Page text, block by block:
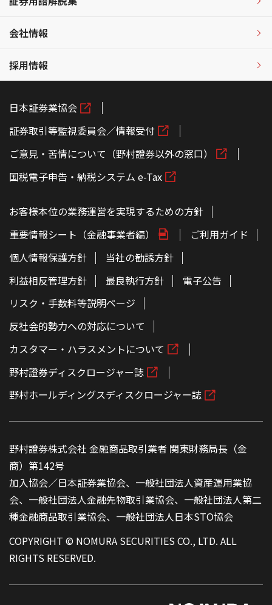
会社情報
採用情報
日本証券業協会
証券取引等監視委員会／情報受付
ご意見・苦情について（野村證券以外の窓口）
国税電子申告・納税システム e-Tax
お客様本位の業務運営を実現するための方針
重要情報シート（金融事業者編）
ご利用ガイド
個人情報保護方針
当社の勧誘方針
利益相反管理方針
最良執行方針
電子公告
リスク・手数料等説明ページ
反社会的勢力への対応について
カスタマー・ハラスメントについて
野村證券ディスクロージャー誌
野村ホールディングスディスクロージャー誌
野村證券株式会社 金融商品取引業者 関東財務局長（金
商）第142号
加入協会／日本証券業協会、一般社団法人資産運用業協
会、一般社団法人金融先物取引業協会、一般社団法人第二
種金融商品取引業協会、一般社団法人日本STO協会
COPYRIGHT © NOMURA SECURITIES CO., LTD. ALL
RIGHTS RESERVED.